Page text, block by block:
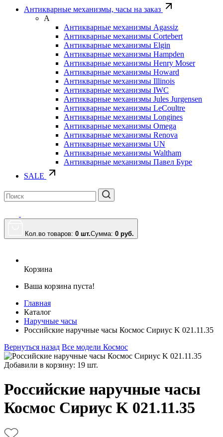
Антикварные механизмы, часы на заказ
А
Антикварные механизмы Agassiz
Антикварные механизмы Cortebert
Антикварные механизмы Elgin
Антикварные механизмы Hampden
Антикварные механизмы Henry Moser
Антикварные механизмы Howard
Антикварные механизмы Illinois
Антикварные механизмы IWC
Антикварные механизмы Jules Jurgensen
Антикварные механизмы LeCoultre
Антикварные механизмы Longines
Антикварные механизмы Omega
Антикварные механизмы Renova
Антикварные механизмы UN
Антикварные механизмы Waltham
Антикварные механизмы Павел Буре
SALE
Кол.во товаров: 0 шт.Сумма: 0 руб.
Корзина
Ваша корзина пуста!
Главная
Каталог
Наручные часы
Российские наручные часы Космос Сириус K 021.11.35
Вернуться назад Все модели Космос
Добавили в корзину: 19 шт.
Российские наручные часы
Космос Сириус K 021.11.35